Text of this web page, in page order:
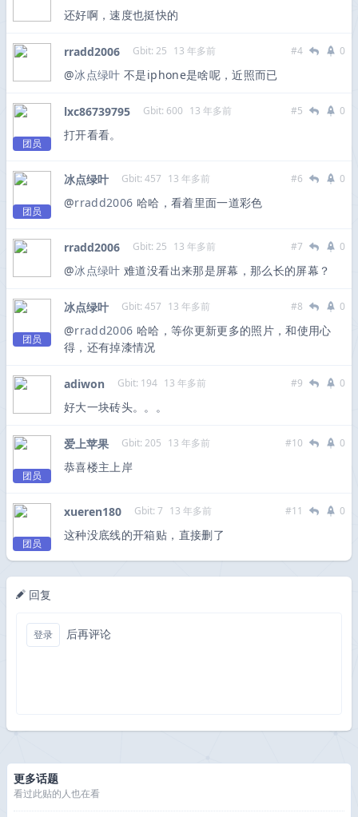
还好啊，速度也挺快的
rradd2006 Gbit: 25 13 年多前 #4 0
@冰点绿叶 不是iphone是啥呢，近照而已
团员
lxc86739795 Gbit: 600 13 年多前 #5 0
打开看看。
团员
冰点绿叶 Gbit: 457 13 年多前 #6 0
@rradd2006 哈哈，看着里面一道彩色
rradd2006 Gbit: 25 13 年多前 #7 0
@冰点绿叶 难道没看出来那是屏幕，那么长的屏幕？
团员
冰点绿叶 Gbit: 457 13 年多前 #8 0
@rradd2006 哈哈，等你更新更多的照片，和使用心
得，还有掉漆情况
adiwon Gbit: 194 13 年多前 #9 0
好大一块砖头。。。
团员
爱上苹果 Gbit: 205 13 年多前 #10 0
恭喜楼主上岸
团员
xueren180 Gbit: 7 13 年多前 #11 0
这种没底线的开箱贴，直接删了
回复
登录 后再评论
更多话题
看过此贴的人也在看